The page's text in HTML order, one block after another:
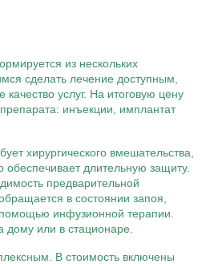
из нескольких
сделать лечение доступным,
услуг. На итоговую цену
инъекции, имплантат
хирургического вмешательства,
обеспечивает длительную защиту.
предварительной
в состоянии запоя,
инфузионной терапии.
или в стационаре.
В стоимость включены